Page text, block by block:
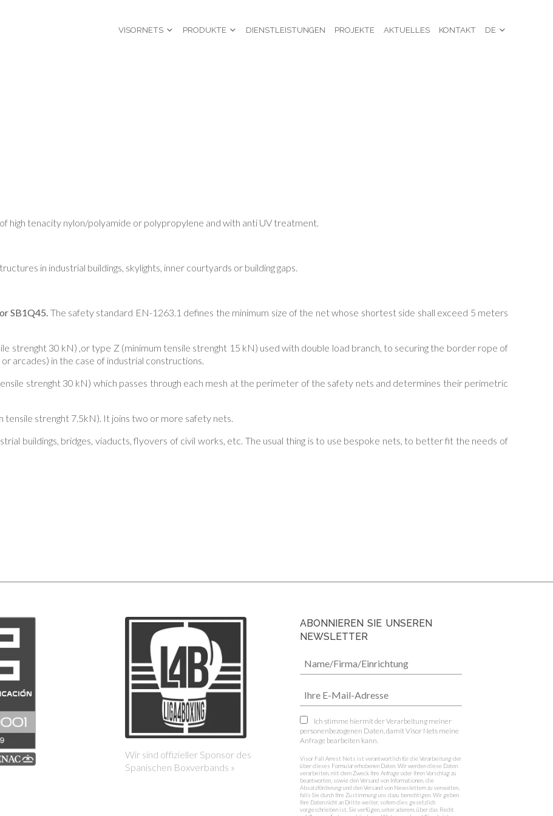
VISORNETS PRODUKTE DIENSTLEISTUNGEN PROJEKTE AKTUELLES KONTAKT DE
high tenacity nylon/polyamide or polypropylene and with anti UV treatment.
in industrial buildings, skylights, inner courtyards or building gaps.
SB1Q45. The safety standard EN-1263.1 defines the minimum size of the net whose shortest side shall exceed 5 meters
strenght 30 kN) ,or type Z (minimum tensile strenght 15 kN) used with double load branch, to securing the border rope of
arcades) in the case of industrial constructions.
strenght 30 kN) which passes through each mesh at the perimeter of the safety nets and determines their perimetric
strenght 7.5kN). It joins two or more safety nets.
buildings, bridges, viaducts, flyovers of civil works, etc. The usual thing is to use bespoke nets, to better fit the needs of
Wir sind offizieller Sponsor des
Spanischen Boxverbands »
ABONNIEREN SIE UNSEREN
NEWSLETTER
Ich stimme hiermit der Verarbeitung meiner
personenbezogenen Daten, damit Visor Nets meine
Anfrage bearbeiten kann.
Visor Fall Arrest Nets ist verantwortlich für die Verarbeitung der
über dieses Formular erhobenen Daten. Wir werden diese Daten
verarbeiten, mit dem Zweck Ihre Anfrage oder Ihren Vorschlag zu
beantworten, sowie den Versand von Informationen, die
Absatzförderung und den Versand von Newslettern zu verwalten,
falls Sie durch Ihre Zustimmung uns dazu berechtigen. Wir geben
Ihre Daten nicht an Dritte weiter, sofern dies gesetzlich
vorgeschrieben ist. Sie verfügen, unter aderem, über das Recht